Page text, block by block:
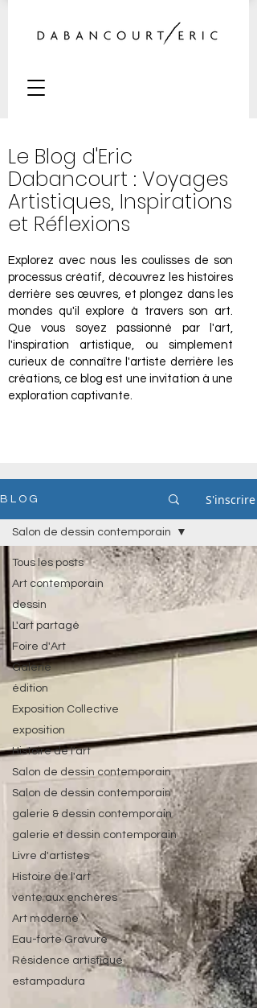
Le Blog d'Eric
Dabancourt : Voyages
Artistiques, Inspirations
et Réflexions
Explorez avec nous les coulisses de son
processus créatif, découvrez les histoires
derrière ses œuvres, et plongez dans les
mondes qu'il explore à travers son art.
Que vous soyez passionné par l'art,
l'inspiration artistique, ou simplement
curieux de connaître l'artiste derrière les
créations, ce blog est une invitation à une
exploration captivante.
B L O G S'inscrire
Tous les posts
Art contemporain
dessin
L'art partagé
Foire d'Art
Galerie
édition
Exposition Collective
exposition
Histoire de l'art
Salon de dessin contemporain
Salon de dessin contemporain
galerie & dessin contemporain
galerie et dessin contemporain
Livre d'artistes
Histoire de l'art
vente aux enchères
Art moderne
Eau-forte Gravure
Résidence artistique
estampadura
Salon de dessin contemporain